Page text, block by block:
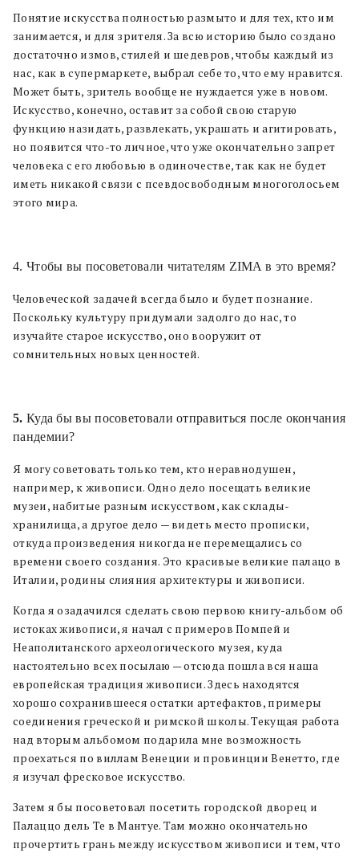
Понятие искусства полностью размыто и для тех, кто им
занимается, и для зрителя. За всю историю было создано
достаточно измов, стилей и шедевров, чтобы каждый из
нас, как в супермаркете, выбрал себе то, что ему нравится.
Может быть, зритель вообще не нуждается уже в новом.
Искусство, конечно, оставит за собой свою старую
функцию назидать, развлекать, украшать и агитировать,
но появится что-то личное, что уже окончательно запрет
человека с его любовью в одиночестве, так как не будет
иметь никакой связи с псевдосвободным многоголосьем
этого мира.
4. Чтобы вы посоветовали читателям ZIMA в это время?
Человеческой задачей всегда было и будет познание.
Поскольку культуру придумали задолго до нас, то
изучайте старое искусство, оно вооружит от
сомнительных новых ценностей.
5. Куда бы вы посоветовали отправиться после окончания
пандемии?
Я могу советовать только тем, кто неравнодушен,
например, к живописи. Одно дело посещать великие
музеи, набитые разным искусством, как склады-
хранилища, а другое дело — видеть место прописки,
откуда произведения никогда не перемещались со
времени своего создания. Это красивые великие палацо в
Италии, родины слияния архитектуры и живописи.
Когда я озадачился сделать свою первою книгу-альбом об
иcтоках живописи, я начал с примеров Помпей и
Неаполитанского археологического музея, куда
настоятельно всех посылаю — отсюда пошла вся наша
европейская традиция живописи. Здесь находятся
хорошо сохранившееся остатки артефактов, примеры
соединения греческой и римской школы. Текущая работа
над вторым альбомом подарила мне возможность
проехаться по виллам Венеции и провинции Венетто, где
я изучал фресковое искусство.
Затем я бы посоветовал посетить городской дворец и
Палаццо дель Те в Мантуе. Там можно окончательно
прочертить грань между искусством живописи и тем, что